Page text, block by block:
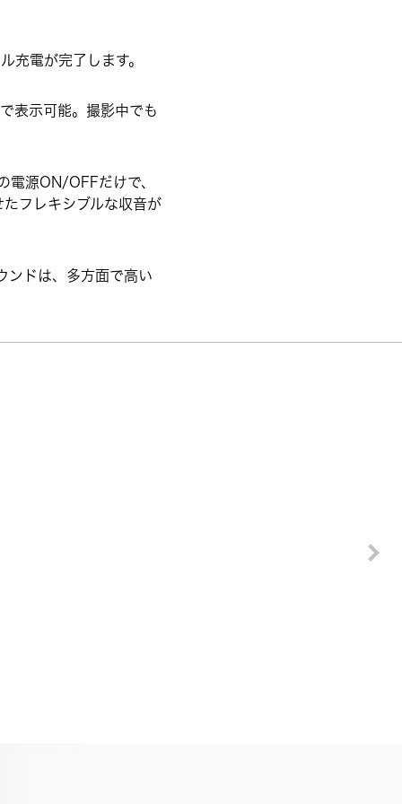
充電が完了します。
表示可能。撮影中でも
電源ON/OFFだけで、
フレキシブルな収音が
ドは、多方面で高い